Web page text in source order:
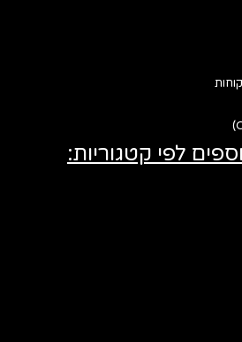
לפי קטגוריות: